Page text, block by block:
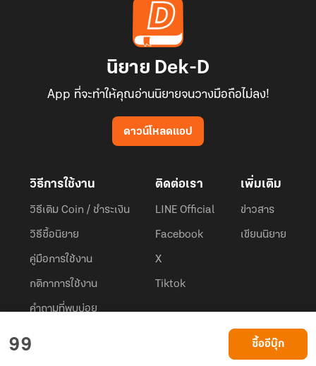
99 ซื้ออีบุ๊ก
นิยาย Dek-D
App ที่จะทำให้คุณอ่านนิยายจนวางมือถือไม่ลง!
ดาวน์โหลดแอป
วิธีการใช้งาน
วิธีเติม Coin / ชำระเงิน
วิธีซื้อนิยาย
คู่มือการใช้งาน
กติกาการใช้งาน
คำถามที่พบบ่อย
ติดต่อเรา
LINE Official
Facebook
X
Tiktok
เพิ่มเติม
ข่าวสาร
เขียนนิยาย
Privacy Policy
Dek-D.com ใช้คุกกี้เพื่อพัฒนาประสบการณ์ของ ผู้ใช้ให้ดียิ่งขึ้น
เรียนรู้เพิ่มเติมที่นี่
ยอมรับ